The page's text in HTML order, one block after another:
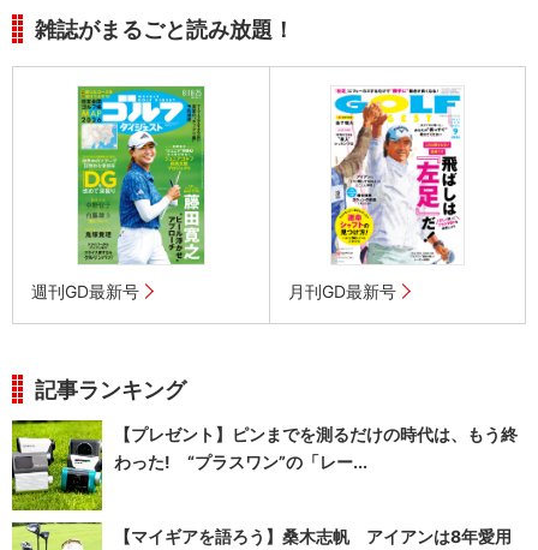
雑誌がまるごと読み放題！
週刊GD最新号 月刊GD最新号
記事ランキング
【プレゼント】ピンまでを測るだけの時代は、もう終
わった! “プラスワン”の「レー...
【マイギアを語ろう】桑木志帆 アイアンは8年愛用